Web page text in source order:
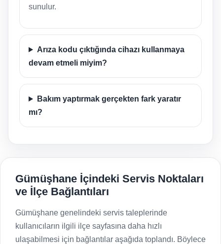
sunulur.
Arıza kodu çıktığında cihazı kullanmaya
devam etmeli miyim?
Bakım yaptırmak gerçekten fark yaratır
mı?
Gümüşhane İçindeki Servis Noktaları
ve İlçe Bağlantıları
Gümüşhane genelindeki servis taleplerinde
kullanıcıların ilgili ilçe sayfasına daha hızlı
ulaşabilmesi için bağlantılar aşağıda toplandı. Böylece